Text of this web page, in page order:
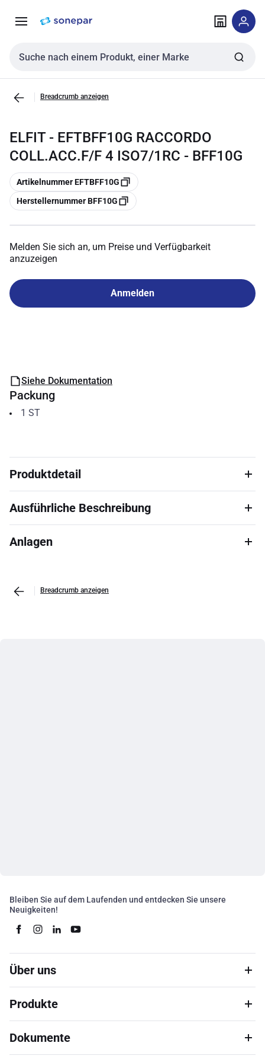
NavigationInhalt
Sucheingabe
Breadcrumb anzeigen
ELFIT - EFTBFF10G RACCORDO
COLL.ACC.F/F 4 ISO7/1RC - BFF10G
Kopieren
Artikelnummer EFTBFF10G
Kopieren
Herstellernummer BFF10G
Melden Sie sich an, um Preise und Verfügbarkeit
anzuzeigen
Anmelden
Siehe Dokumentation
Packung
1 ST
Produktdetail
Ausführliche Beschreibung
Anlagen
Breadcrumb anzeigen
Bleiben Sie auf dem Laufenden und entdecken Sie unsere
Neuigkeiten!
Über uns
Produkte
Dokumente